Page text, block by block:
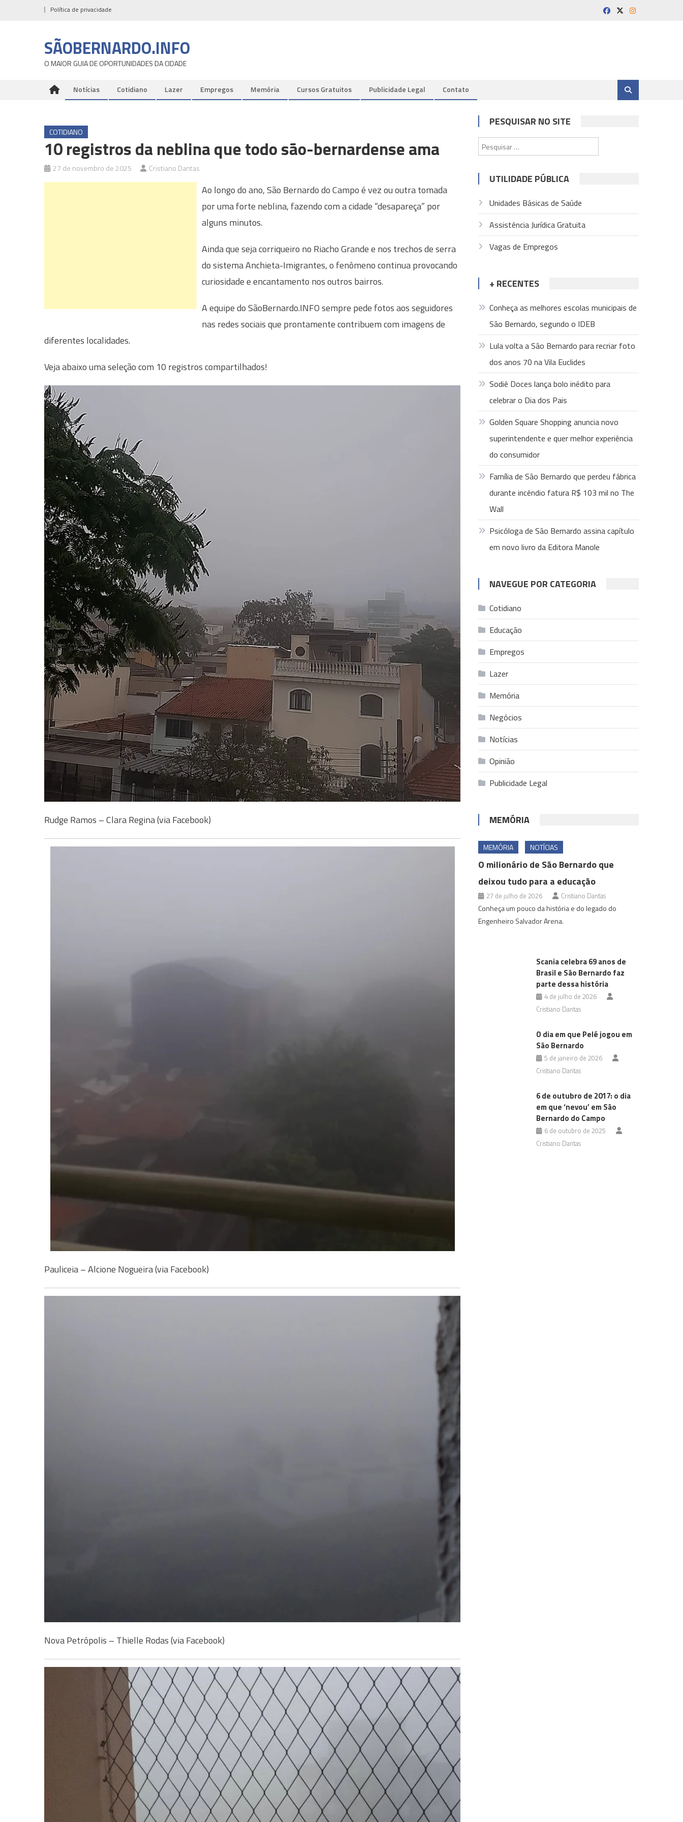
Política de privacidade
SÃOBERNARDO.INFO
O MAIOR GUIA DE OPORTUNIDADES DA CIDADE
Notícias Cotidiano Lazer Empregos Memória Cursos Gratuitos Publicidade Legal Contato
COTIDIANO
10 registros da neblina que todo são-bernardense ama
27 de novembro de 2025 Cristiano Dantas
Ao longo do ano, São Bernardo do Campo é vez ou outra tomada
por uma forte neblina, fazendo com a cidade “desapareça” por
alguns minutos.
Ainda que seja corriqueiro no Riacho Grande e nos trechos de serra
do sistema Anchieta-Imigrantes, o fenômeno continua provocando
curiosidade e encantamento nos outros bairros.
A equipe do SãoBernardo.INFO sempre pede fotos aos seguidores
nas redes sociais que prontamente contribuem com imagens de
diferentes localidades.
Veja abaixo uma seleção com 10 registros compartilhados!
Rudge Ramos – Clara Regina (via Facebook)
Pauliceia – Alcione Nogueira (via Facebook)
Nova Petrópolis – Thielle Rodas (via Facebook)
PESQUISAR NO SITE
por:
UTILIDADE PÚBLICA
Unidades Básicas de Saúde
Assistência Jurídica Gratuita
Vagas de Empregos
+ RECENTES
Conheça as melhores escolas municipais de
São Bernardo, segundo o IDEB
Lula volta a São Bernardo para recriar foto
dos anos 70 na Vila Euclides
Sodiê Doces lança bolo inédito para
celebrar o Dia dos Pais
Golden Square Shopping anuncia novo
superintendente e quer melhor experiência
do consumidor
Família de São Bernardo que perdeu fábrica
durante incêndio fatura R$ 103 mil no The
Wall
Psicóloga de São Bernardo assina capítulo
em novo livro da Editora Manole
NAVEGUE POR CATEGORIA
Cotidiano
Educação
Empregos
Lazer
Memória
Negócios
Notícias
Opinião
Publicidade Legal
MEMÓRIA
MEMÓRIA NOTÍCIAS
O milionário de São Bernardo que
deixou tudo para a educação
27 de julho de 2026 Cristiano Dantas
Conheça um pouco da história e do legado do
Engenheiro Salvador Arena.
Scania celebra 69 anos de
Brasil e São Bernardo faz
parte dessa história
4 de julho de 2026
Cristiano Dantas
O dia em que Pelé jogou em
São Bernardo
5 de janeiro de 2026
Cristiano Dantas
6 de outubro de 2017: o dia
em que ‘nevou’ em São
Bernardo do Campo
6 de outubro de 2025
Cristiano Dantas